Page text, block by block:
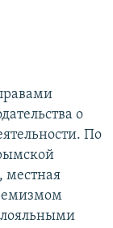
о
По
, местная